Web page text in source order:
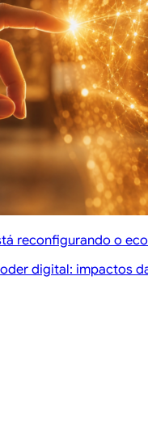
reconfigurando o
digital: impactos